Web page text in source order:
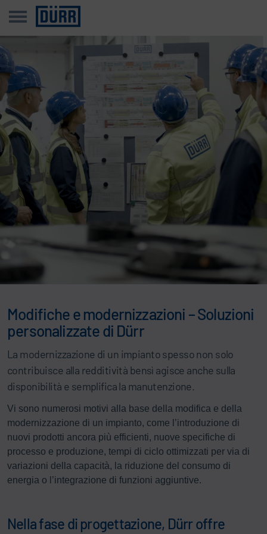
Modifiche e modernizzazioni – Soluzioni
personalizzate di Dürr
La modernizzazione di un impianto spesso non solo
contribuisce alla redditività bensì agisce anche sulla
disponibilità e semplifica la manutenzione.
Vi sono numerosi motivi alla base della modifica e della
modernizzazione di un impianto, come l’introduzione di
nuovi prodotti ancora più efficienti, nuove specifiche di
processo e produzione, tempi di ciclo ottimizzati per via di
variazioni della capacità, la riduzione del consumo di
energia o l’integrazione di funzioni aggiuntive.
Nella fase di progettazione, Dürr offre